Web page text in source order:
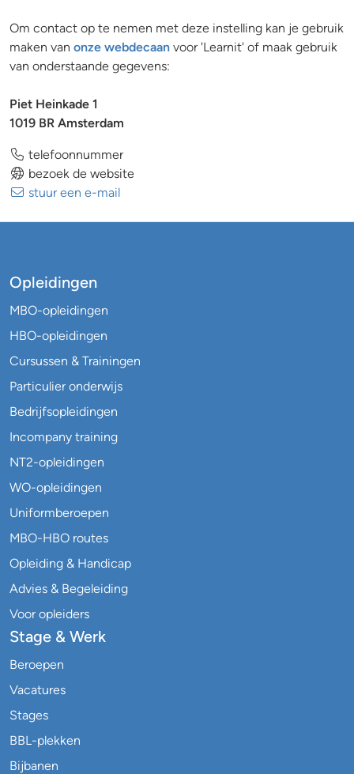
Om contact op te nemen met deze instelling kan je gebruik
maken van onze webdecaan voor 'Learnit' of maak gebruik
van onderstaande gegevens:
Piet Heinkade 1
1019 BR Amsterdam
telefoonnummer
bezoek de website
stuur een e-mail
Opleidingen
MBO-opleidingen
HBO-opleidingen
Cursussen & Trainingen
Particulier onderwijs
Bedrijfsopleidingen
Incompany training
NT2-opleidingen
WO-opleidingen
Uniformberoepen
MBO-HBO routes
Opleiding & Handicap
Advies & Begeleiding
Voor opleiders
Stage & Werk
Beroepen
Vacatures
Stages
BBL-plekken
Bijbanen